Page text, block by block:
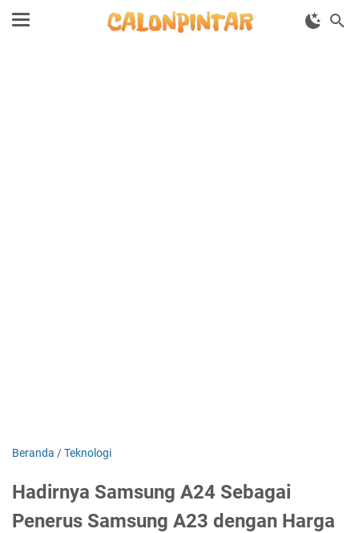
Beranda /Teknologi
Hadirnya Samsung A24 Sebagai
Penerus Samsung A23 dengan Harga